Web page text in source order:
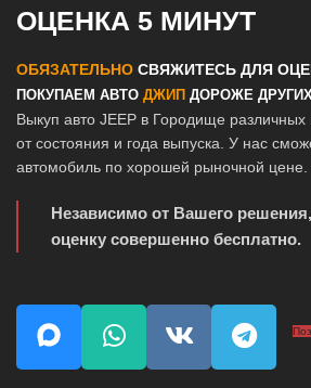
ОЦЕНКА 5 МИНУТ
ОБЯЗАТЕЛЬНО СВЯЖИТЕСЬ ДЛЯ
ПОКУПАЕМ АВТО ДЖИП ДОРОЖЕ
Выкуп авто JEEP в Городище
от состояния и года выпуска. У нас
автомобиль по хорошей рыночной цене.
Независимо от Вашего
оценку совершенно бесплатно.